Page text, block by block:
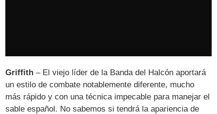
Griffith – El viejo líder de la Banda del Halcón aportará
un estilo de combate notablemente diferente, mucho
más rápido y con una técnica impecable para manejar el
sable español. No sabemos si tendrá la apariencia de